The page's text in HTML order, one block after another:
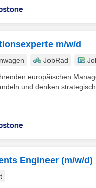
m/w/d
JobRad
europäischen
und denken
Engineer (m/w/d)